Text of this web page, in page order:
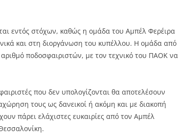
εντός στόχων, καθώς η ομάδα του Αμπέλ Φερέιρα
και στη διοργάνωση του κυπέλλου. Η ομάδα από
ποδοσφαιριστών, με τον τεχνικό του ΠΑΟΚ να
που δεν υπολογίζονται θα αποτελέσουν
τους ως δανεικοί ή ακόμη και με διακοπή
πάρει ελάχιστες ευκαιρίες από τον Αμπέλ